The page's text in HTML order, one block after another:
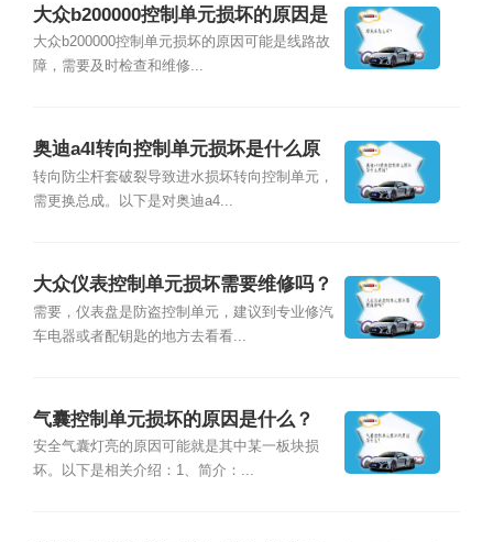
大众b200000控制单元损坏的原因是
什么？
大众b200000控制单元损坏的原因可能是线路故
障，需要及时检查和维修...
奥迪a4l转向控制单元损坏是什么原
因？
转向防尘杆套破裂导致进水损坏转向控制单元，
需更换总成。以下是对奥迪a4...
大众仪表控制单元损坏需要维修吗？
需要，仪表盘是防盗控制单元，建议到专业修汽
车电器或者配钥匙的地方去看看...
气囊控制单元损坏的原因是什么？
安全气囊灯亮的原因可能就是其中某一板块损
坏。以下是相关介绍：1、简介：...